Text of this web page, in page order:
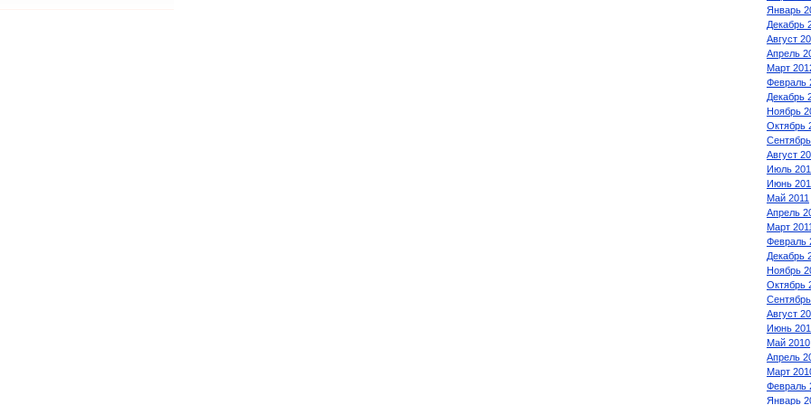
Январь
Декабрь
Август
Апрель
Март
Февраль
Декабрь
Ноябрь
Октябрь
Сентябрь
Август
Июль
Июнь
Май 2011
Апрель
Март 2011
Февраль
Декабрь
Ноябрь
Октябрь
Август
Июнь
Май 2010
Апрель
Март
Февраль
Январь